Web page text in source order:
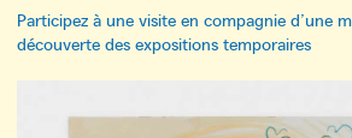
Participez à une visite en compagnie d’une
découverte des expositions temporaires